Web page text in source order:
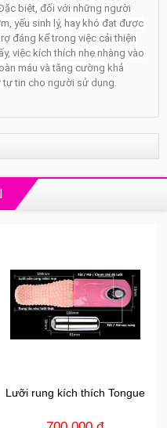
biệt, đối với những người
yếu sinh lý, hay khó đạt được
đáng kể trong việc cải thiện
việc kích thích nhẹ nhàng vào
máu và tăng cường khả
tin cho người sử dụng.
Lưỡi rung kích thích Tongue